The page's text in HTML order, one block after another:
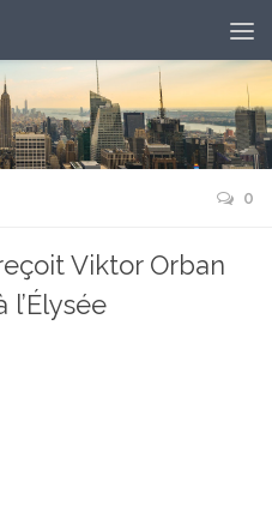
0
Viktor Orban